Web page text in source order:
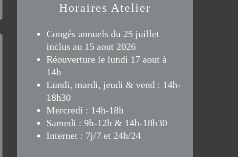
Horaires Atelier
Congés annuels du 25 juillet
inclus au 15 aout 2026
Réouverture le lundi 17 aout à
14h
Lundi, mardi, jeudi & vend : 14h-
18h30
Mercredi : 14h-18h
Samedi : 9h-12h & 14h-18h30
Internet : 7j/7 et 24h/24